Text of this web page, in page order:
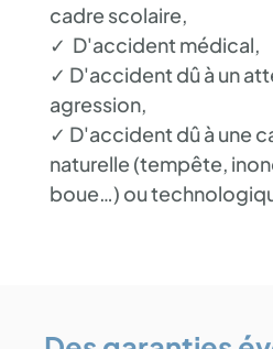
cadre scolaire,
✓ D'accident médical,
✓ D'accident dû à un
agression,
✓ D'accident dû à une
naturelle (tempête,
boue…) ou